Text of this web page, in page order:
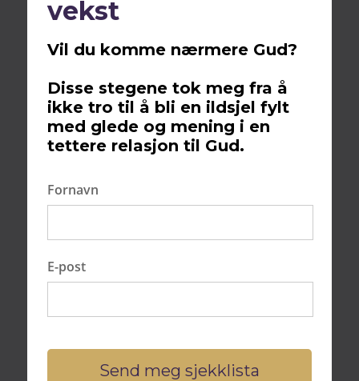
Innhold
Bli frelst nå?
Fra mørke til lys: Patricks reise fra
kriminalitet til tro
Innhold
relaterbare vitnesbyrd
Forebygging og arbeid med unge: EUs Ung
vekst
Vil du komme nærmere Gud?
Disse stegene tok meg fra å
ikke tro til å bli en ildsjel fylt
med glede og mening i en
tettere relasjon til Gud.
Fornavn
E-post
Send meg sjekklista